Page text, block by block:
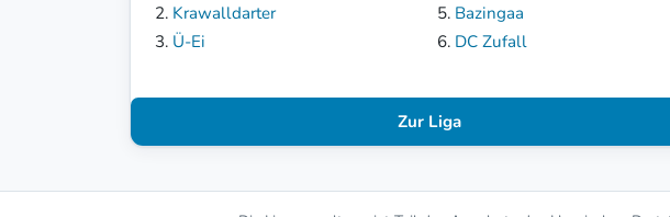
Krawalldarter
Ü-Ei
Bazingaa
DC Zufall
Zur Liga